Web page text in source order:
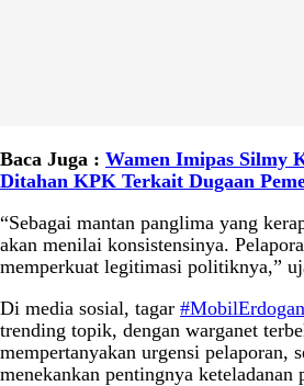
Baca Juga : Wamen Imipas Silmy
Ditahan KPK Terkait Dugaan
“Sebagai mantan panglima yang
akan menilai konsistensinya.
memperkuat legitimasi politiknya,”
Di media sosial, tagar
trending topik, dengan warganet
mempertanyakan urgensi pelaporan,
menekankan pentingnya keteladanan